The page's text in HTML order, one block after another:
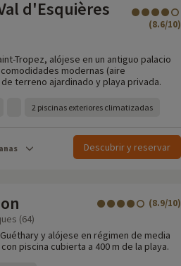
d'Esquières
(8.6/10)
Tropez, alójese en un antiguo palacio
modernas (aire
terreno ajardinado y playa privada.
2 piscinas exteriores climatizadas
Descubrir y reservar
(8.9/10)
(64)
y alójese en régimen de media
piscina cubierta a 400 m de la playa.